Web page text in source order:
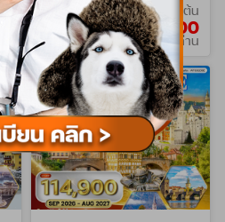
น
เริ่มต้น
144,900
บาท/ท่าน